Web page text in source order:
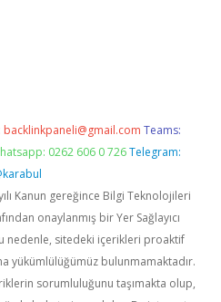
backlinkpaneli@gmail.com Teams:
0262 606 0 726 Telegram:
Kanun gereğince Bilgi Teknolojileri
onaylanmış bir Yer Sağlayıcı
nedenle, sitedeki içerikleri proaktif
yükümlülüğümüz bulunmamaktadır.
sorumluluğunu taşımakta olup,